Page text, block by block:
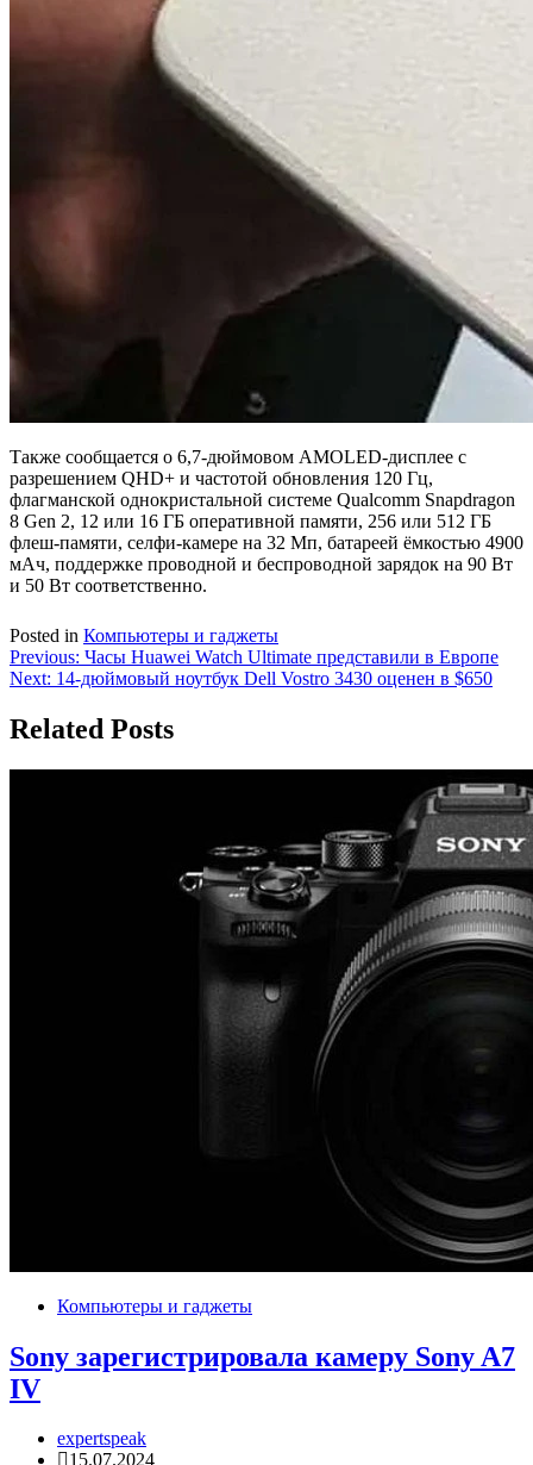
Также сообщается о 6,7-дюймовом AMOLED-дисплее с
разрешением QHD+ и частотой обновления 120 Гц,
флагманской однокристальной системе Qualcomm Snapdragon
8 Gen 2, 12 или 16 ГБ оперативной памяти, 256 или 512 ГБ
флеш-памяти, селфи-камере на 32 Мп, батареей ёмкостью 4900
мАч, поддержке проводной и беспроводной зарядок на 90 Вт
и 50 Вт соответственно.
Posted in Компьютеры и гаджеты
Навигация
по
записям
Previous: Часы Huawei Watch Ultimate представили в Европе
Next: 14-дюймовый ноутбук Dell Vostro 3430 оценен в $650
Related Posts
Компьютеры и гаджеты
Sony зарегистрировала камеру Sony A7
IV
expertspeak
15.07.2024